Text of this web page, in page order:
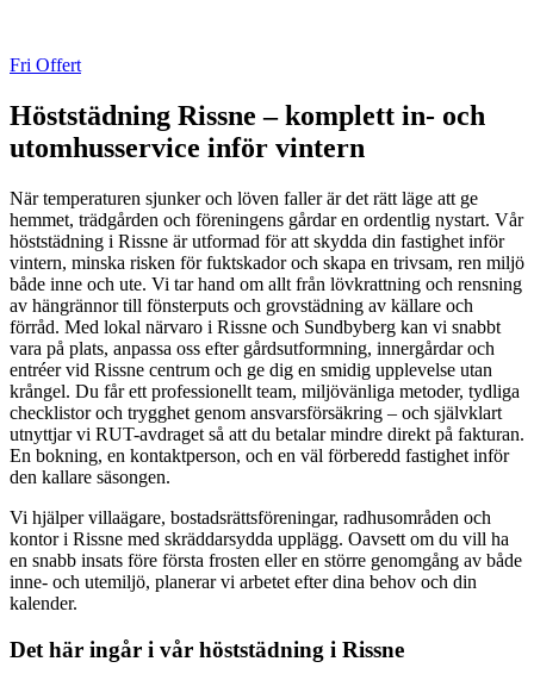
Fri Offert
Höststädning Rissne – komplett in- och
utomhusservice inför vintern
När temperaturen sjunker och löven faller är det rätt läge att ge
hemmet, trädgården och föreningens gårdar en ordentlig nystart. Vår
höststädning i Rissne är utformad för att skydda din fastighet inför
vintern, minska risken för fuktskador och skapa en trivsam, ren miljö
både inne och ute. Vi tar hand om allt från lövkrattning och rensning
av hängrännor till fönsterputs och grovstädning av källare och
förråd. Med lokal närvaro i Rissne och Sundbyberg kan vi snabbt
vara på plats, anpassa oss efter gårdsutformning, innergårdar och
entréer vid Rissne centrum och ge dig en smidig upplevelse utan
krångel. Du får ett professionellt team, miljövänliga metoder, tydliga
checklistor och trygghet genom ansvarsförsäkring – och självklart
utnyttjar vi RUT-avdraget så att du betalar mindre direkt på fakturan.
En bokning, en kontaktperson, och en väl förberedd fastighet inför
den kallare säsongen.
Vi hjälper villaägare, bostadsrättsföreningar, radhusområden och
kontor i Rissne med skräddarsydda upplägg. Oavsett om du vill ha
en snabb insats före första frosten eller en större genomgång av både
inne- och utemiljö, planerar vi arbetet efter dina behov och din
kalender.
Det här ingår i vår höststädning i Rissne